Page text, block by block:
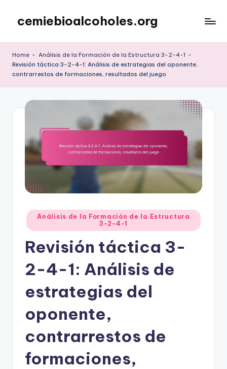
content
cemiebioalcoholes.org
Home - Análisis de la Formación de la Estructura 3-2-4-1 -
Revisión táctica 3-2-4-1: Análisis de estrategias del oponente,
contrarrestos de formaciones, resultados del juego
Posted
in
Análisis de la Formación de la Estructura
3-2-4-1
Revisión táctica 3-
2-4-1: Análisis de
estrategias del
oponente,
contrarrestos de
formaciones,